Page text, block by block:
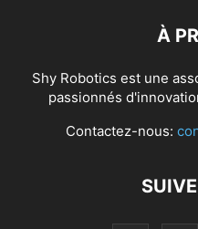
À
Shy Robotics est une
passionnés
Contactez-nous: